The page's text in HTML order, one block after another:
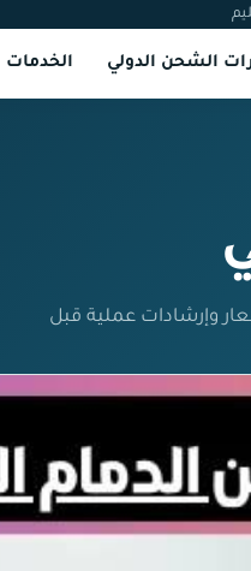
الشحن الدولي الخدمات
وإرشادات عملية قبل